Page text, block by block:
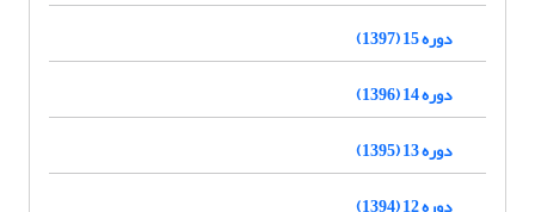
دوره 15 (1397)
دوره 14 (1396)
دوره 13 (1395)